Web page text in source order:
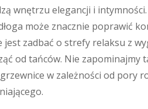
wnętrzu elegancji i
może znacznie poprawić
zadbać o strefy relaksu z
od tańców. Nie
w zależności od pory